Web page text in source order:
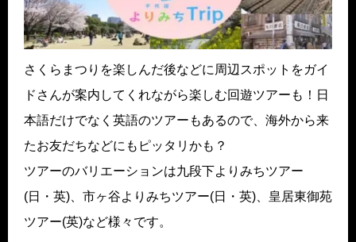
さくらまつりを楽しんだ後などに周辺スポットをガイ
ドさんが案内してくれながら楽しむ回遊ツアーも！日
本語だけでなく英語のツアーもあるので、海外から来
たお友だちなどにもピッタリかも？
ツアーのバリエーションは九段下よりみちツアー
(日・英)、市ヶ谷よりみちツアー(日・英)、皇居東御苑
ツアー(英)など様々です。